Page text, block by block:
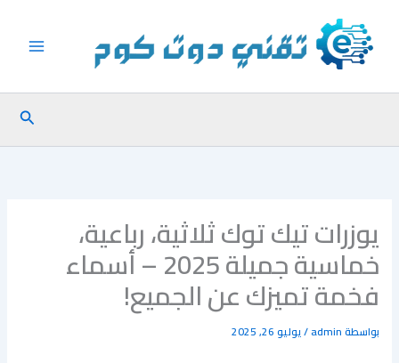
المحتوى
البحث
يوزرات تيك توك ثلاثية، رباعية،
خماسية جميلة 2025 – أسماء
فخمة تميزك عن الجميع!
بواسطةadmin
/يوليو 26, 2025